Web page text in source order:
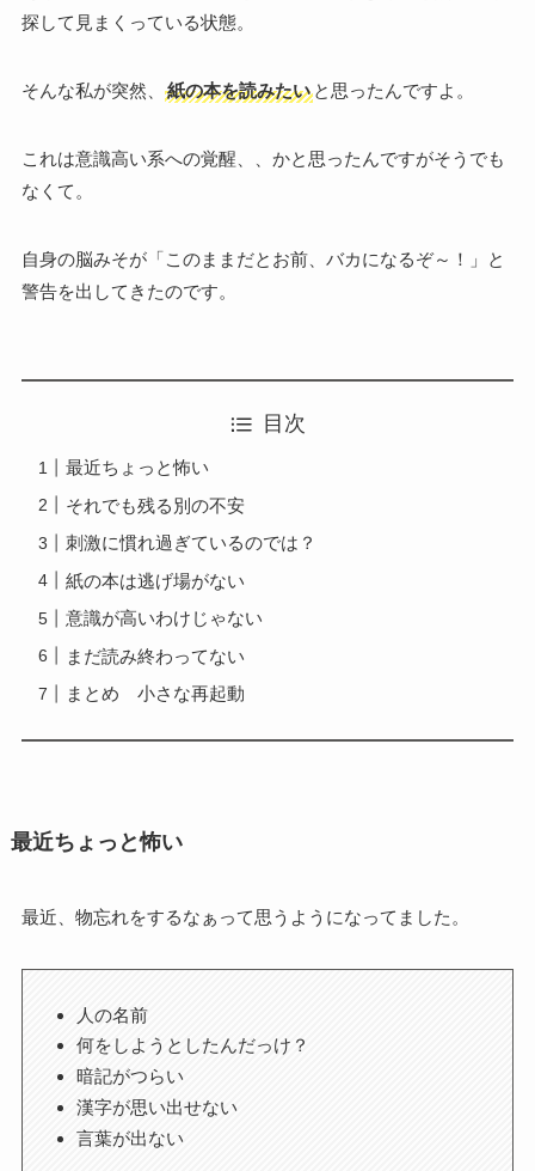
探して見まくっている状態。
そんな私が突然、 紙の本を読みたいと思ったんですよ。
これは意識高い系への覚醒、、かと思ったんですがそうでも
なくて。
自身の脳みそが「このままだとお前、バカになるぞ～！」と
警告を出してきたのです。
目次
最近ちょっと怖い
それでも残る別の不安
刺激に慣れ過ぎているのでは？
紙の本は逃げ場がない
意識が高いわけじゃない
まだ読み終わってない
まとめ 小さな再起動
最近ちょっと怖い
最近、物忘れをするなぁって思うようになってました。
人の名前
何をしようとしたんだっけ？
暗記がつらい
漢字が思い出せない
言葉が出ない